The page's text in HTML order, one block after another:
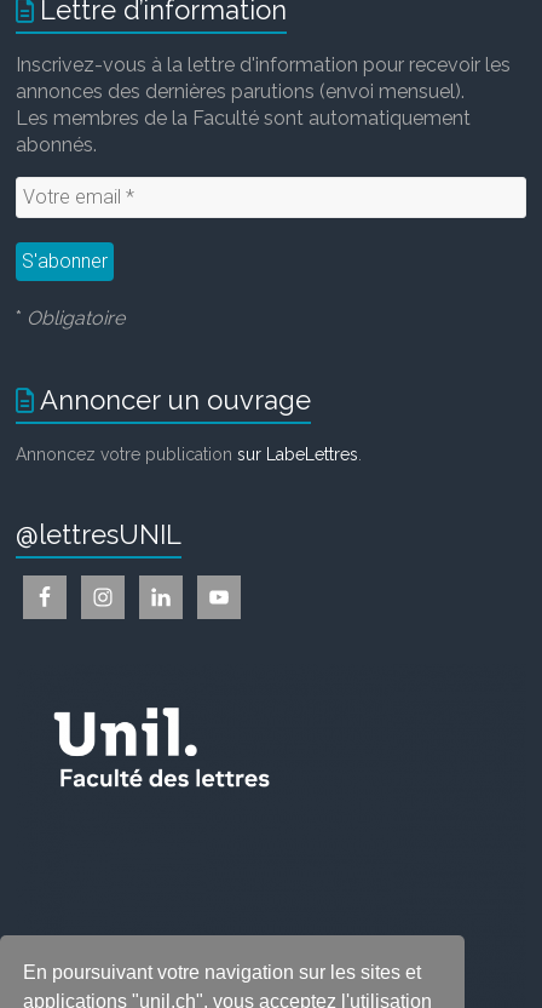
En poursuivant votre navigation sur les sites et
applications "unil.ch", vous acceptez l'utilisation
Lettre d’information
Inscrivez-vous à la lettre d'information pour recevoir les
annonces des dernières parutions (envoi mensuel).
Les membres de la Faculté sont automatiquement
abonnés.
* Obligatoire
Annoncer un ouvrage
Annoncez votre publicationsur LabeLettres
@lettresUNIL